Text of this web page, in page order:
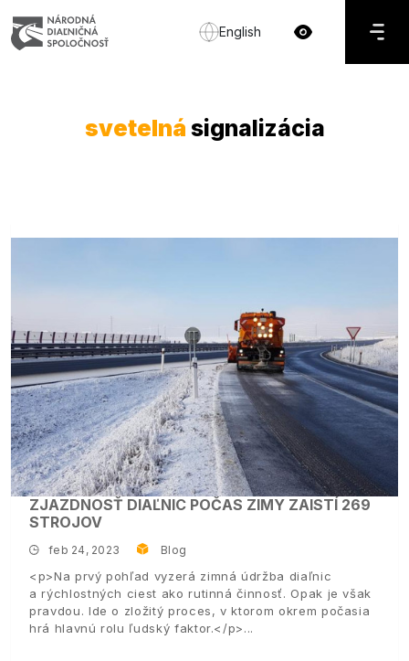
English
svetelná signalizácia
ZJAZDNOSŤ DIAĽNIC POČAS ZIMY ZAISTÍ 269
STROJOV
feb 24, 2023 Blog
<p>Na prvý pohľad vyzerá zimná údržba diaľnic
a rýchlostných ciest ako rutinná činnosť. Opak je však
pravdou. Ide o zložitý proces, v ktorom okrem počasia
hrá hlavnú rolu ľudský faktor.</p>